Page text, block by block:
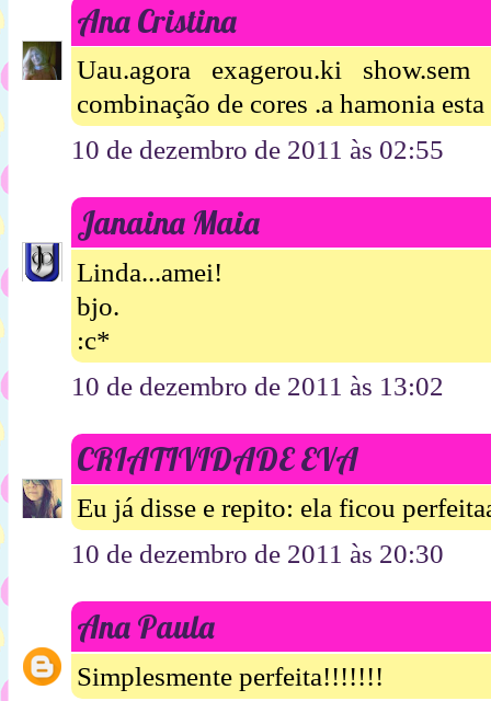
Ana Cristina
Uau.agora exagerou.ki
combinação de cores .a hamonia
10 de dezembro de 2011 às 02:55
Janaina Maia
Linda...amei!
bjo.
:c*
10 de dezembro de 2011 às 13:02
CRIATIVIDADE EVA
Eu já disse e repito: ela ficou
10 de dezembro de 2011 às 20:30
Ana Paula
Simplesmente perfeita!!!!!!!